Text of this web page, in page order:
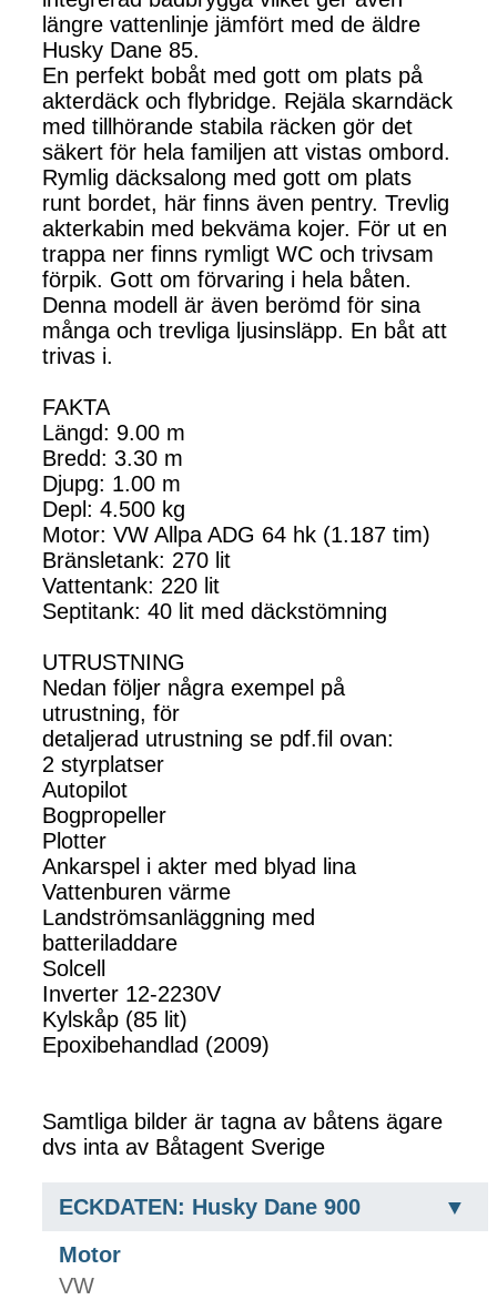
längre vattenlinje jämfört med de äldre
Husky Dane 85.
En perfekt bobåt med gott om plats på
akterdäck och flybridge. Rejäla skarndäck
med tillhörande stabila räcken gör det
säkert för hela familjen att vistas ombord.
Rymlig däcksalong med gott om plats
runt bordet, här finns även pentry. Trevlig
akterkabin med bekväma kojer. För ut en
trappa ner finns rymligt WC och trivsam
förpik. Gott om förvaring i hela båten.
Denna modell är även berömd för sina
många och trevliga ljusinsläpp. En båt att
trivas i.
FAKTA
Längd: 9.00 m
Bredd: 3.30 m
Djupg: 1.00 m
Depl: 4.500 kg
Motor: VW Allpa ADG 64 hk (1.187 tim)
Bränsletank: 270 lit
Vattentank: 220 lit
Septitank: 40 lit med däckstömning
UTRUSTNING
Nedan följer några exempel på
utrustning, för
detaljerad utrustning se pdf.fil ovan:
2 styrplatser
Autopilot
Bogpropeller
Plotter
Ankarspel i akter med blyad lina
Vattenburen värme
Landströmsanläggning med
batteriladdare
Solcell
Inverter 12-2230V
Kylskåp (85 lit)
Epoxibehandlad (2009)
Samtliga bilder är tagna av båtens ägare
dvs inta av Båtagent Sverige
ECKDATEN: Husky Dane 900
Motor
VW